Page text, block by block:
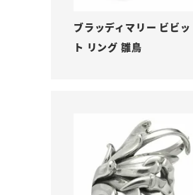
ブラッディマリー ビビッ
ト リング 雛鳥